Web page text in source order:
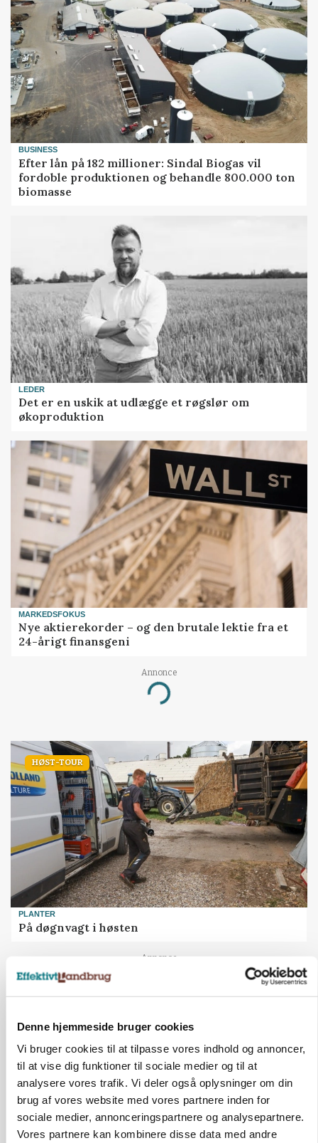
Denne hjemmeside bruger cookies
Vi bruger cookies til at tilpasse vores indhold og annoncer,
til at vise dig funktioner til sociale medier og til at
analysere vores trafik. Vi deler også oplysninger om din
brug af vores website med vores partnere inden for
sociale medier, annonceringspartnere og analysepartnere.
Vores partnere kan kombinere disse data med andre
BUSINESS
Efter lån på 182 millioner: Sindal Biogas vil
fordoble produktionen og behandle 800.000 ton
biomasse
LEDER
Det er en uskik at udlægge et røgslør om
økoproduktion
MARKEDSFOKUS
Nye aktierekorder – og den brutale lektie fra et
24-årigt finansgeni
Annonce
Loading...
HØST-TOUR
PLANTER
På døgnvagt i høsten
Annonce